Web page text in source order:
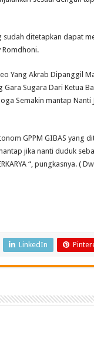
sudah ditetapkan dapat
Romdhoni.
Yang Akrab Dipanggil
Gara Sugara Dari Ketua
Semakin mantap Nanti
GPPM GIBAS yang
jika nanti duduk
“, pungkasnya. (
LinkedIn